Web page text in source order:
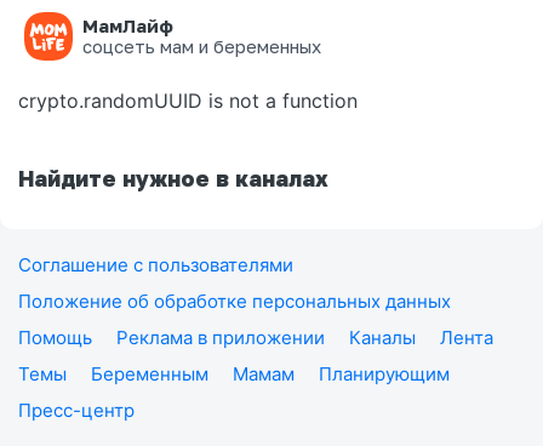
МамЛайф
соцсеть мам и беременных
Ошибка на странице
crypto.randomUUID is not a function
Найдите нужное в каналах
Соглашение с пользователями
Положение об обработке персональных данных
Помощь
Реклама в приложении Каналы
Лента
Темы
Беременным Мамам
Планирующим
Пресс-центр